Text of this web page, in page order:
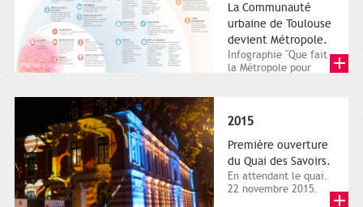
La Communauté
urbaine de Toulouse
devient Métropole.
Infographie "Que fait
la Métropole pour
2015
Première ouverture
du Quai des Savoirs.
En attendant le quai.
22 novembre 2015.